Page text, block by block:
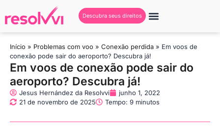
Descubra seus direitos
Início » Problemas com voo » Conexão perdida » Em voos de
conexão pode sair do aeroporto? Descubra já!
Em voos de conexão pode sair do
aeroporto? Descubra já!
Jesus Hernández da Resolvvi
junho 1, 2022
21 de novembro de 2025
Tempo: 9 minutos